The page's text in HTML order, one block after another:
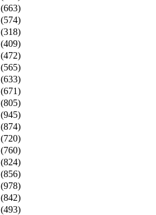
(663)
(574)
(318)
(409)
(472)
(565)
(633)
(671)
(805)
(945)
(874)
(720)
(760)
(824)
(856)
(978)
(842)
(493)